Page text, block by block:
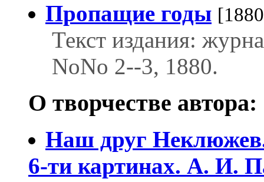
Пропащие годы
Текст издания:
NoNo 2--3, 1880.
О творчестве автора:
Наш друг
6-ти картинах. А. И.